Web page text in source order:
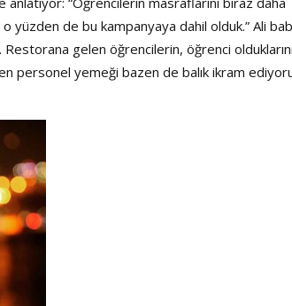
yüzden de bu kampanyaya dahil olduk.” Ali
gelen öğrencilerin, öğrenci olduklarını
personel yemeği bazen de balık ikram